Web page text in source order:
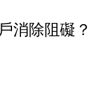
消除阻礙